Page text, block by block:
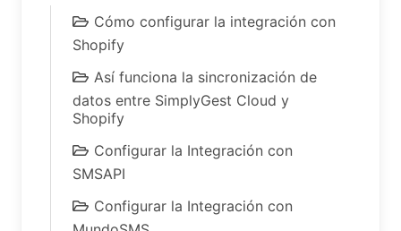
Cómo configurar la integración con
Shopify
Así funciona la sincronización de
datos entre SimplyGest Cloud y
Shopify
Configurar la Integración con
SMSAPI
Configurar la Integración con